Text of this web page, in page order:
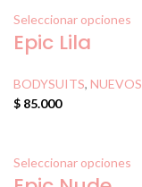
Seleccionar opciones
Epic Lila
BODYSUITS, NUEVOS
$ 85.000
Seleccionar opciones